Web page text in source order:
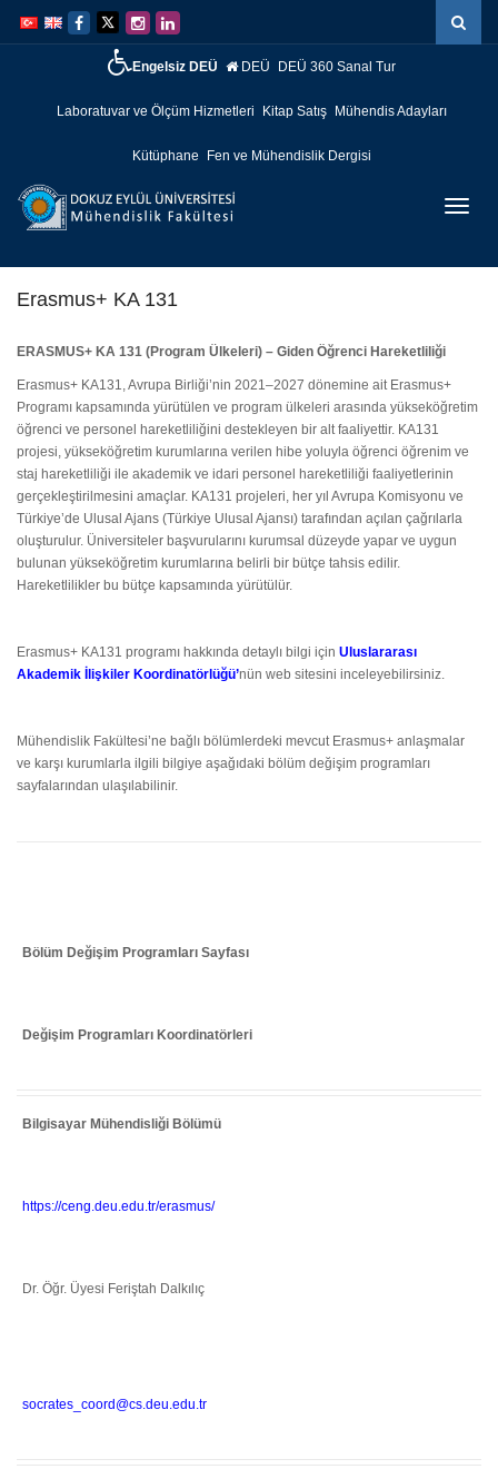
atla
Navigasyona
atla
Engelsiz DEÜ DEÜ DEÜ 360 Sanal Tur
Laboratuvar ve Ölçüm Hizmetleri Kitap Satış Mühendis Adayları
Kütüphane Fen ve Mühendislik Dergisi
Erasmus+ KA 131
ERASMUS+ KA 131 (Program Ülkeleri) – Giden Öğrenci Hareketliliği
Erasmus+ KA131, Avrupa Birliği’nin 2021–2027 dönemine ait Erasmus+
Programı kapsamında yürütülen ve program ülkeleri arasında yükseköğretim
öğrenci ve personel hareketliliğini destekleyen bir alt faaliyettir. KA131
projesi, yükseköğretim kurumlarına verilen hibe yoluyla öğrenci öğrenim ve
staj hareketliliği ile akademik ve idari personel hareketliliği faaliyetlerinin
gerçekleştirilmesini amaçlar. KA131 projeleri, her yıl Avrupa Komisyonu ve
Türkiye’de Ulusal Ajans (Türkiye Ulusal Ajansı) tarafından açılan çağrılarla
oluşturulur. Üniversiteler başvurularını kurumsal düzeyde yapar ve uygun
bulunan yükseköğretim kurumlarına belirli bir bütçe tahsis edilir.
Hareketlilikler bu bütçe kapsamında yürütülür.
Erasmus+ KA131 programı hakkında detaylı bilgi için Uluslararası
Akademik İlişkiler Koordinatörlüğü’nün web sitesini inceleyebilirsiniz.
Mühendislik Fakültesi’ne bağlı bölümlerdeki mevcut Erasmus+ anlaşmalar
ve karşı kurumlarla ilgili bilgiye aşağıdaki bölüm değişim programları
sayfalarından ulaşılabilinir.
Bölüm Değişim Programları Sayfası
Değişim Programları Koordinatörleri
Bilgisayar Mühendisliği Bölümü
https://ceng.deu.edu.tr/erasmus/
Dr. Öğr. Üyesi Feriştah Dalkılıç
socrates_coord@cs.deu.edu.tr